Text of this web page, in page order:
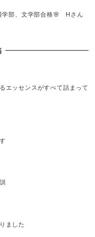
部、文学部合格🌸 Hさん
エッセンスがすべて詰まって
ました